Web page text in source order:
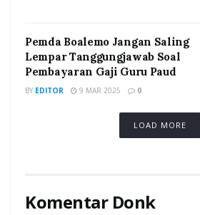
Pemda Boalemo Jangan Saling
Lempar Tanggungjawab Soal
Pembayaran Gaji Guru Paud
BY EDITOR 9 MAR 2025 0
LOAD MORE
Komentar Donk